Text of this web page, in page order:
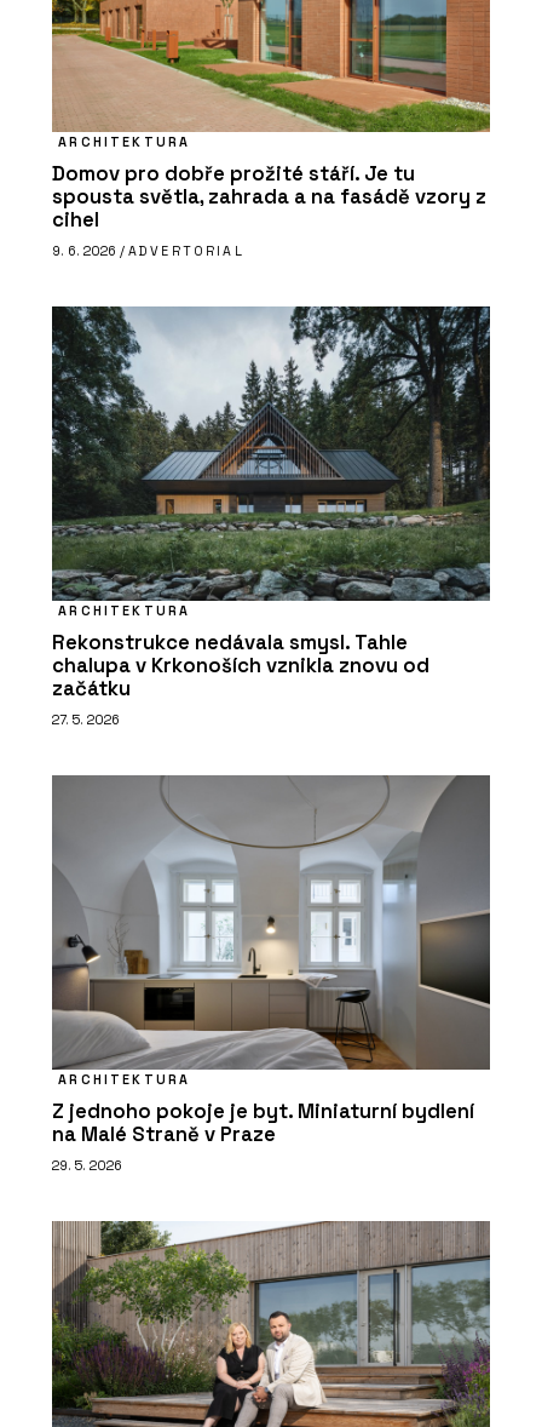
ARCHITEKTURA
Domov pro dobře prožité stáří. Je tu
spousta světla, zahrada a na fasádě vzory z
cihel
9. 6. 2026 / ADVERTORIAL
ARCHITEKTURA
Rekonstrukce nedávala smysl. Tahle
chalupa v Krkonoších vznikla znovu od
začátku
27. 5. 2026
ARCHITEKTURA
Z jednoho pokoje je byt. Miniaturní bydlení
na Malé Straně v Praze
29. 5. 2026